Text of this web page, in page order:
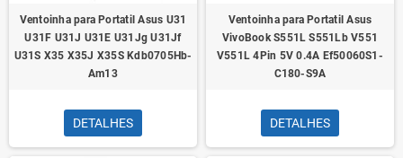
Ventoinha para Portatil Asus U31
U31F U31J U31E U31Jg U31Jf
U31S X35 X35J X35S Kdb0705Hb-
Am13
DETALHES
Ventoinha para Portatil Asus
VivoBook S551L S551Lb V551
V551L 4Pin 5V 0.4A Ef50060S1-
C180-S9A
DETALHES